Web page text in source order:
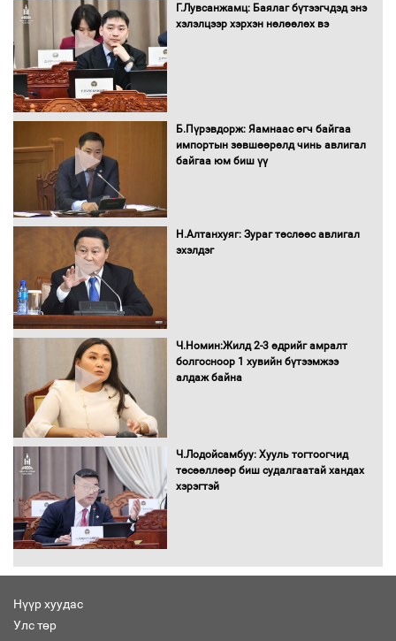
Санхүүгийн хэмнэлтийн горимд эрүүл
Нөөцийн махны худалдаа,
борлуулалтыг нээлттэй ил тод
болгоно
Монгол Улс “COP17”-д “Тал хээрийн
төлөвлөгөө”-гөө танилцуулна
худалдан авах журмыг баталлаа
шилжиж, найр наадам, зөвлөгөөн,
гадаад томилолтыг хориглолоо
Г.Лувсанжамц: Баялаг бүтээгчдэд энэ
хэлэлцээр хэрхэн нөлөөлөх вэ
Б.Пүрэвдорж: Яамнаас өгч байгаа
импортын зөвшөөрөлд чинь авлигал
байгаа юм биш үү
Н.Алтанхуяг: Зураг төслөөс авлигал
эхэлдэг
Ч.Номин:Жилд 2-3 өдрийг амралт
болгосноор 1 хувийн бүтээмжээ
алдаж байна
Ч.Лодойсамбуу: Хууль тогтоогчид
төсөөллөөр биш судалгаатай хандах
хэрэгтэй
Нүүр хуудас
Улс төр